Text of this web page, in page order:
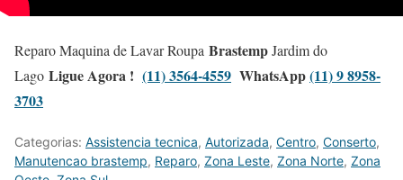
Reparo Maquina de Lavar Roupa BrastempJardim do
Lago Ligue Agora ! (11) 3564-4559 WhatsApp(11) 9 8958-
3703
Categorias: Assistencia tecnica, Autorizada, Centro, Conserto,
Manutencao brastemp, Reparo, Zona Leste, Zona Norte, Zona